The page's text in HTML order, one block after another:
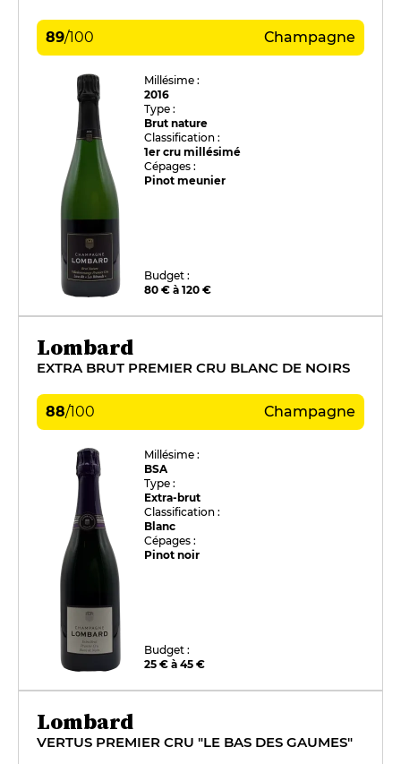
89/100 Champagne
Millésime :
2016
Type :
Brut nature
Classification :
1er cru millésimé
Cépages :
Pinot meunier
Budget :
80 € à 120 €
Lombard
EXTRA BRUT PREMIER CRU BLANC DE NOIRS
88/100 Champagne
Millésime :
BSA
Type :
Extra-brut
Classification :
Blanc
Cépages :
Pinot noir
Budget :
25 € à 45 €
Lombard
VERTUS PREMIER CRU "LE BAS DES GAUMES"